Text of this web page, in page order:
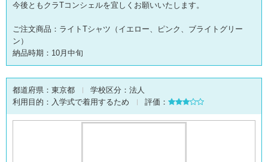
今後ともクラTコンシェルを宜しくお願いいたします。
ご注文商品：ライトTシャツ（イエロー、ピンク、ブライトグリー
ン）
納品時期：10月中旬
都道府県： 東京都 学校区分： 法人
利用目的： 入学式で着用するため 評価：